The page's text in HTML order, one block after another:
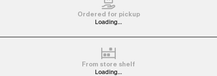
Ordered for pickup
Loading...
From store shelf
Loading...